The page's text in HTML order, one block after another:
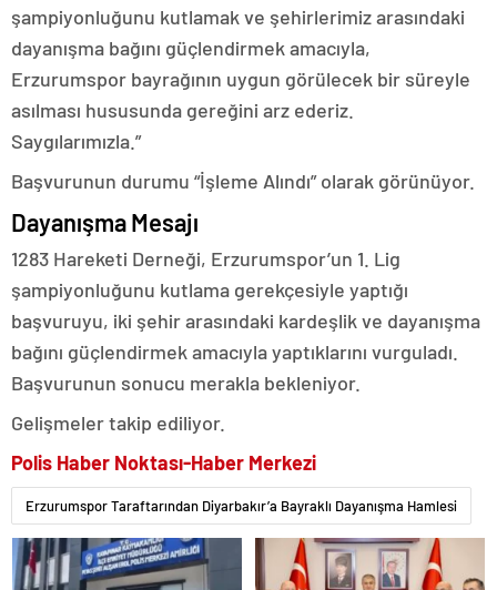
şampiyonluğunu kutlamak ve şehirlerimiz arasındaki
dayanışma bağını güçlendirmek amacıyla,
Erzurumspor bayrağının uygun görülecek bir süreyle
asılması hususunda gereğini arz ederiz.
Saygılarımızla.”
Başvurunun durumu “İşleme Alındı” olarak görünüyor.
Dayanışma Mesajı
1283 Hareketi Derneği, Erzurumspor’un 1. Lig
şampiyonluğunu kutlama gerekçesiyle yaptığı
başvuruyu, iki şehir arasındaki kardeşlik ve dayanışma
bağını güçlendirmek amacıyla yaptıklarını vurguladı.
Başvurunun sonucu merakla bekleniyor.
Gelişmeler takip ediliyor.
Polis Haber Noktası-Haber Merkezi
Erzurumspor Taraftarından Diyarbakır’a Bayraklı Dayanışma Hamlesi